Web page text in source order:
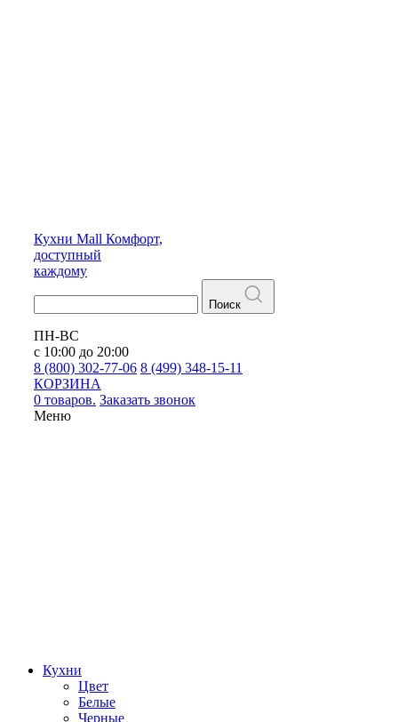
Кухни Mall Комфорт,
доступный
каждому
Поиск
ПН-ВС
с 10:00 до 20:00
8 (800) 302-77-06 8 (499) 348-15-11
КОРЗИНА
0 товаров. Заказать звонок
Меню
Кухни
Цвет
Белые
Черные